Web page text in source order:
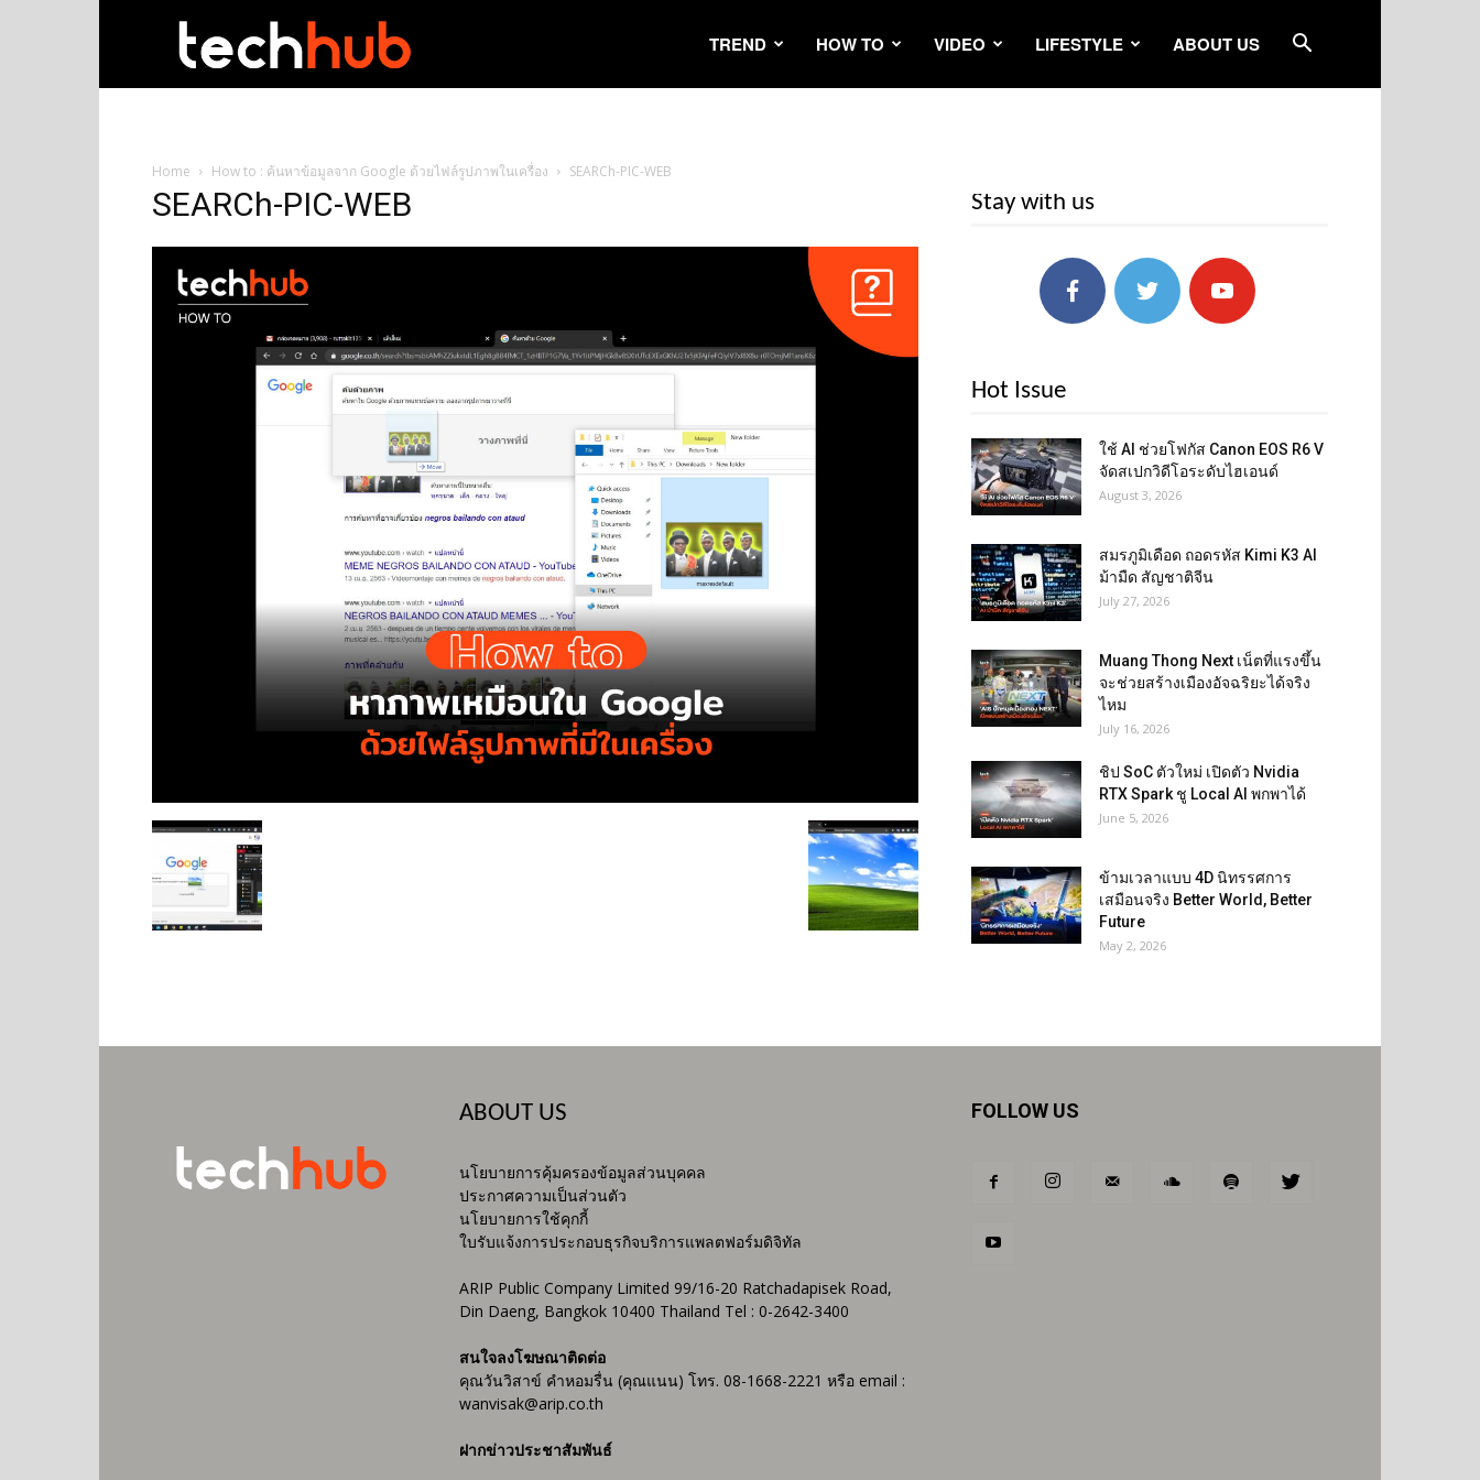
TREND HOW TO VIDEO LIFESTYLE ABOUT US
Home How to : ค้นหาข้อมูลจาก Google ด้วยไฟล์รูปภาพในเครื่อง SEARCh-PIC-WEB
SEARCh-PIC-WEB Stay with us
Hot Issue
ใช้ AI ช่วยโฟกัส Canon EOS R6 V
จัดสเปกวิดีโอระดับไฮเอนด์
August 3, 2026
สมรภูมิเดือด ถอดรหัส Kimi K3 AI
ม้ามืด สัญชาติจีน
July 27, 2026
Muang Thong Next เน็ตที่แรงขึ้น
จะช่วยสร้างเมืองอัจฉริยะได้จริง
ไหม
July 16, 2026
ชิป SoC ตัวใหม่ เปิดตัว Nvidia
RTX Spark ชู Local AI พกพาได้
June 5, 2026
ข้ามเวลาแบบ 4D นิทรรศการ
เสมือนจริง Better World, Better
Future
May 2, 2026
ABOUT US
นโยบายการคุ้มครองข้อมูลส่วนบุคคล
ประกาศความเป็นส่วนตัว
นโยบายการใช้คุกกี้
ใบรับแจ้งการประกอบธุรกิจบริการแพลตฟอร์มดิจิทัล
ARIP Public Company Limited 99/16-20 Ratchadapisek Road,
Din Daeng, Bangkok 10400 Thailand Tel : 0-2642-3400
สนใจลงโฆษณาติดต่อ
คุณวันวิสาข์ คำหอมรื่น (คุณแนน) โทร. 08-1668-2221 หรือ email :
wanvisak@arip.co.th
ฝากข่าวประชาสัมพันธ์
FOLLOW US